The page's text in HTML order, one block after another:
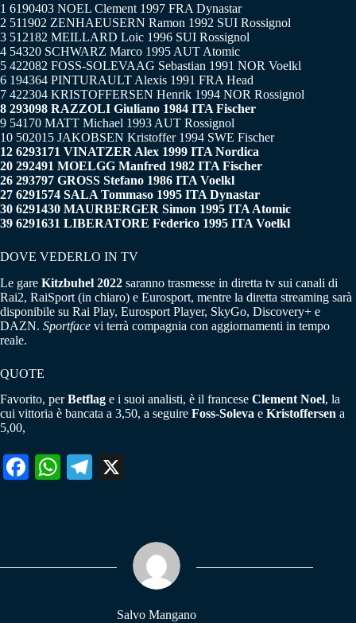
1 6190403 NOEL Clement 1997 FRA Dynastar
2 511902 ZENHAEUSERN Ramon 1992 SUI Rossignol
3 512182 MEILLARD Loic 1996 SUI Rossignol
4 54320 SCHWARZ Marco 1995 AUT Atomic
5 422082 FOSS-SOLEVAAG Sebastian 1991 NOR Voelkl
6 194364 PINTURAULT Alexis 1991 FRA Head
7 422304 KRISTOFFERSEN Henrik 1994 NOR Rossignol
8 293098 RAZZOLI Giuliano 1984 ITA Fischer
9 54170 MATT Michael 1993 AUT Rossignol
10 502015 JAKOBSEN Kristoffer 1994 SWE Fischer
12 6293171 VINATZER Alex 1999 ITA Nordica
20 292491 MOELGG Manfred 1982 ITA Fischer
26 293797 GROSS Stefano 1986 ITA Voelkl
27 6291574 SALA Tommaso 1995 ITA Dynastar
30 6291430 MAURBERGER Simon 1995 ITA Atomic
39 6291631 LIBERATORE Federico 1995 ITA Voelkl
DOVE VEDERLO IN TV
Le gare Kitzbuhel 2022 saranno trasmesse in diretta tv sui canali di
Rai2, RaiSport (in chiaro) e Eurosport, mentre la diretta streaming sarà
disponibile su Rai Play, Eurosport Player, SkyGo, Discovery+ e
DAZN. Sportface vi terrà compagnia con aggiornamenti in tempo
reale.
QUOTE
Favorito, perBetflag e i suoi analisti, è il francese Clement Noel, la
cui vittoria è bancata a 3,50, a seguire Foss-Soleva e Kristoffersen a
5,00,
Fa W
pp
Te
m
Salvo Mangano